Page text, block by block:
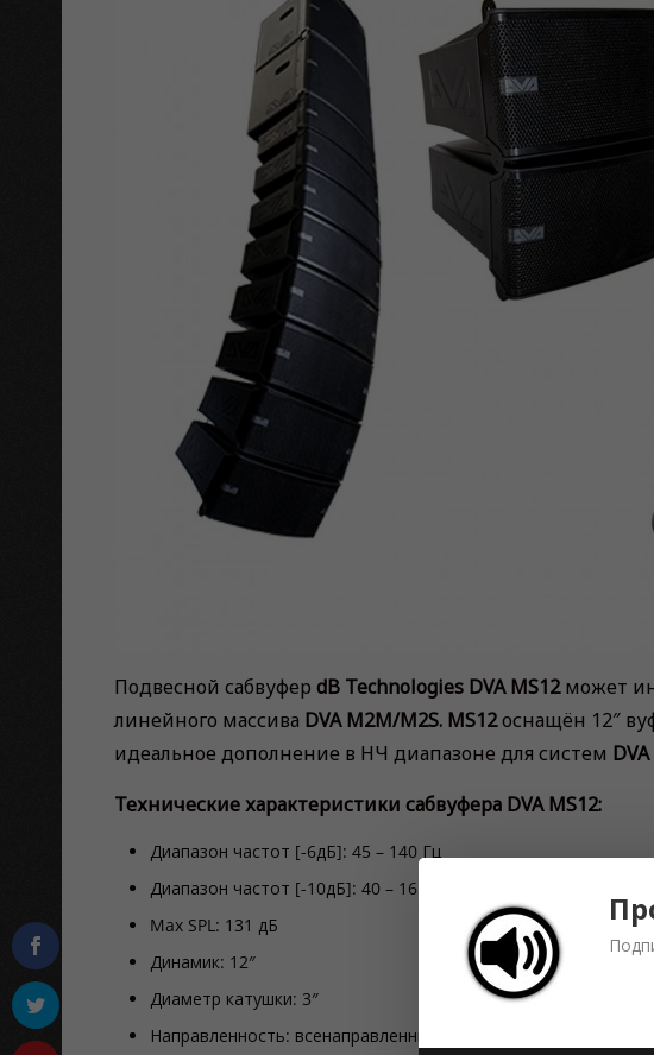
Подвесной сабвуфер dB Technologies DVA MS12может
линейного массива DVA M2M/M2S. MS12оснащён 12″
идеальное дополнение в НЧ диапазоне для систем
Технические характеристики сабвуфера DVA MS12:
Диапазон частот [-6дБ]: 45 – 140 Гц
Диапазон частот [-10дБ]: 40 – 165 Гц
Max SPL: 131 дБ
Динамик: 12″
Диаметр катушки: 3″
Направленность: всенаправленный